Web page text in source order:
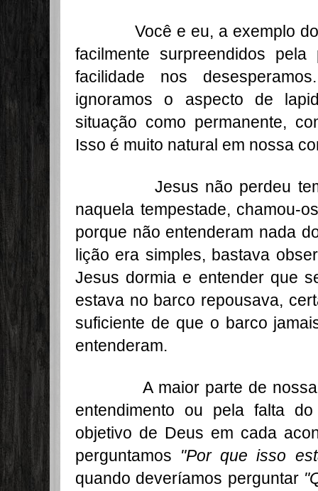
Você e eu, a exemplo dos
facilmente surpreendidos
facilidade nos
ignoramos o aspecto de
situação como permanente,
Isso é muito natural em nossa
Jesus não perdeu
naquela tempestade, chamou-
porque não entenderam nada
lição era simples, bastava
Jesus dormia e entender que
estava no barco repousava,
suficiente de que o barco
entenderam.
A maior parte de nossa
entendimento ou pela falta
objetivo de Deus em cada
perguntamos "Por que isso
quando deveríamos perguntar